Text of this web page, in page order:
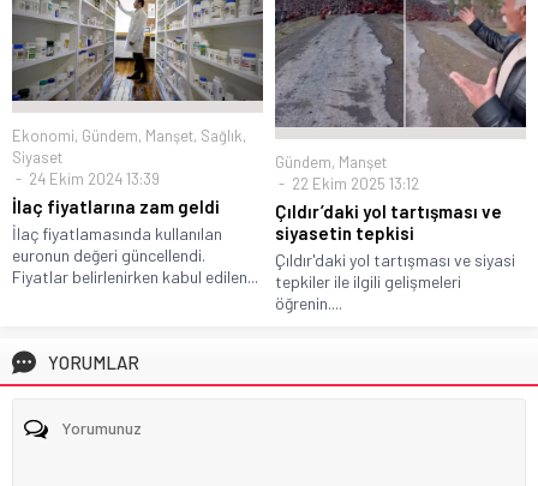
Ekonomi, Gündem, Manşet, Sağlık,
Siyaset
24 Ekim 2024 13:39
İlaç fiyatlarına zam geldi
İlaç fiyatlamasında kullanılan
euronun değeri güncellendi.
Fiyatlar belirlenirken kabul edilen...
Gündem, Manşet
22 Ekim 2025 13:12
Çıldır’daki yol tartışması ve
siyasetin tepkisi
Çıldır'daki yol tartışması ve siyasi
tepkiler ile ilgili gelişmeleri
öğrenin....
YORUMLAR